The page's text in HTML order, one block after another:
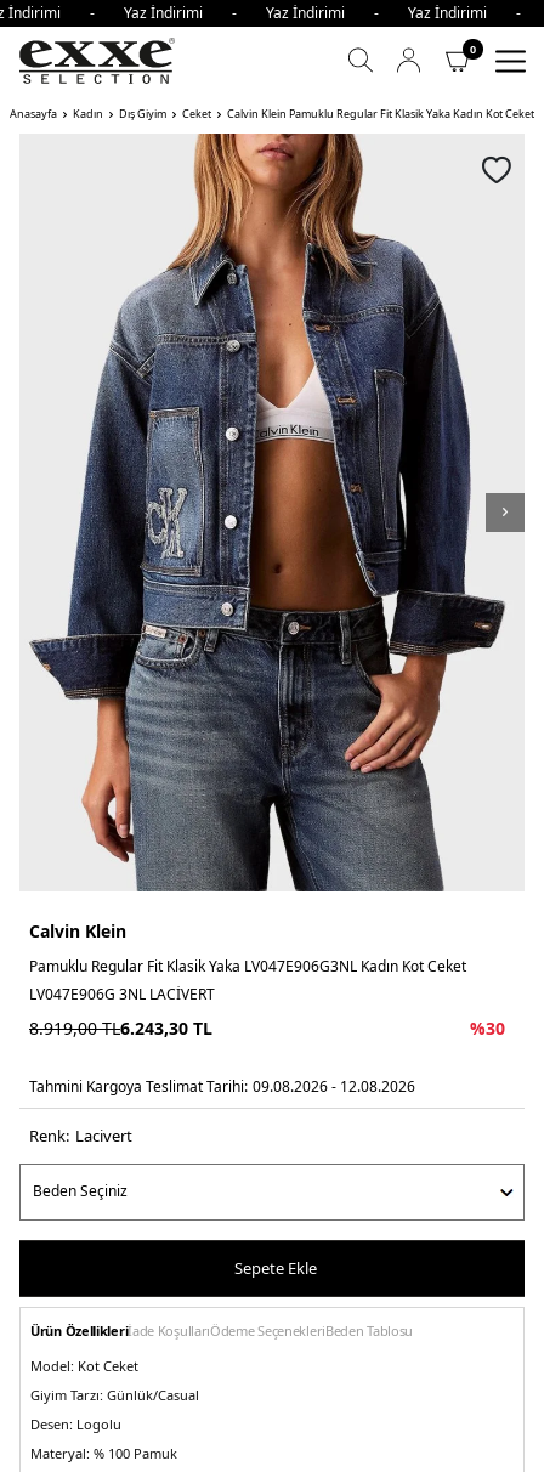
- Yaz İndirimi - Yaz İndirimi - Yaz
0
Anasayfa Kadın Dış Giyim Ceket Calvin Klein Pamuklu Regular Fit Klasik Yaka Kadın Kot Ceket
Calvin Klein
Pamuklu Regular Fit Klasik Yaka LV047E906G3NL Kadın Kot Ceket
LV047E906G 3NL LACİVERT
8.919,00TL6.243,30 TL %30
Tahmini Kargoya Teslimat Tarihi: 09.08.2026 - 12.08.2026
Renk: laci̇vert
Sepete Ekle
Ürün Özellikleriİade KoşullarıÖdeme SeçenekleriBeden Tablosu
Model: Kot Ceket
Giyim Tarzı: Günlük/Casual
Desen: Logolu
Materyal: % 100 Pamuk